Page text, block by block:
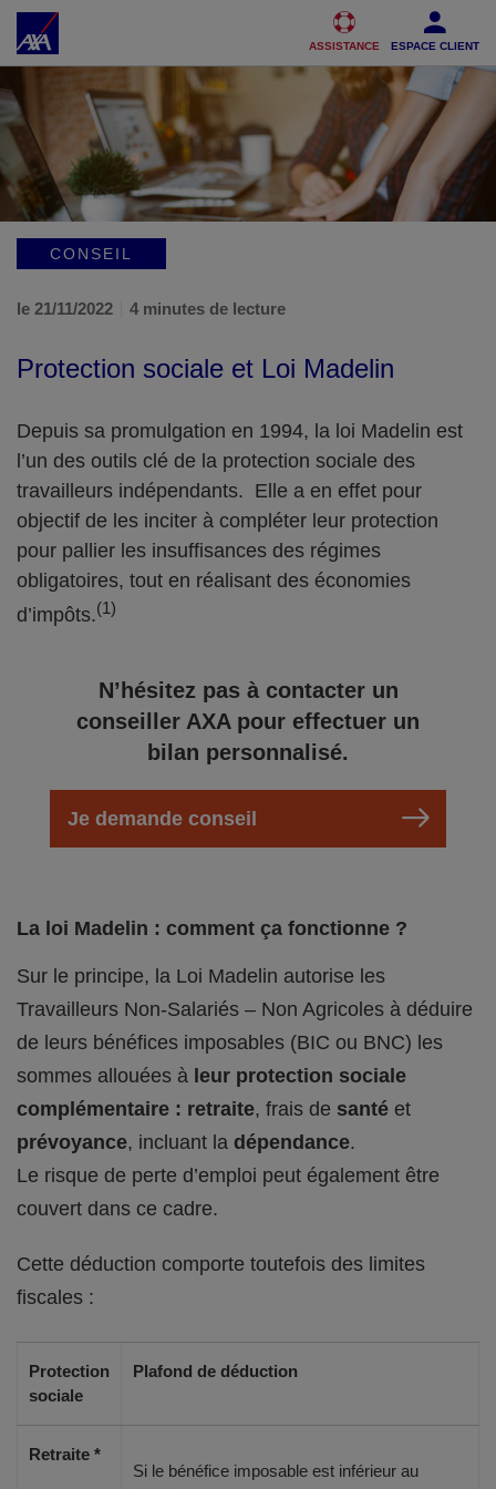
Accéder au Contenu Accéder au Pied de page
ASSISTANCE ESPACE CLIENT
CONSEIL
le 21/11/2022 4 minutes de lecture
Protection sociale et Loi Madelin
Depuis sa promulgation en 1994, la loi Madelin est
l’un des outils clé de la protection sociale des
travailleurs indépendants. Elle a en effet pour
objectif de les inciter à compléter leur protection
pour pallier les insuffisances des régimes
obligatoires, tout en réalisant des économies
d’impôts.(1)
N’hésitez pas à contacter un
conseiller AXA pour effectuer un
bilan personnalisé.
Je demande conseil
La loi Madelin : comment ça fonctionne ?
Sur le principe, la Loi Madelin autorise les
Travailleurs Non-Salariés – Non Agricoles à déduire
de leurs bénéfices imposables (BIC ou BNC) les
sommes allouées à leur protection sociale
complémentaire : retraite, frais de santé et
prévoyance, incluant la dépendance.
Le risque de perte d’emploi peut également être
couvert dans ce cadre.
Cette déduction comporte toutefois des limites
fiscales :
Protection
sociale
Plafond de déduction
Retraite *
Si le bénéfice imposable est inférieur au